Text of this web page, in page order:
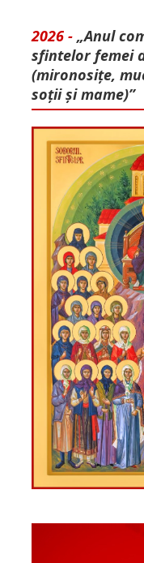
2026 - „Anul
sfintelor femei
(mironosițe,
soții și mame)”